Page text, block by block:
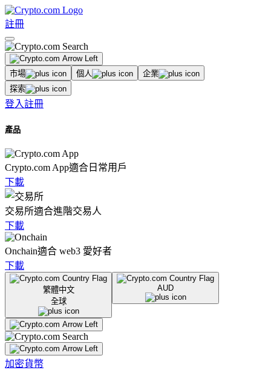
註冊
市場 個人
企業
探索
登入註冊
產品
Crypto.com App適合日常用戶
下載
交易所適合進階交易人
下載
Onchain適合 web3 愛好者
下載
繁體中文
全球
AUD
加密貨幣